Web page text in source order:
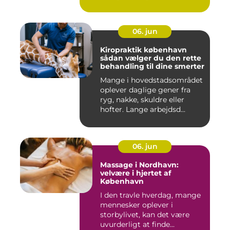
06. jun
Kiropraktik københavn
sådan vælger du den rette
behandling til dine smerter
Mange i hovedstadsområdet
oplever daglige gener fra
ryg, nakke, skuldre eller
hofter. Lange arbejdsd...
06. jun
Massage i Nordhavn:
velvære i hjertet af
København
I den travle hverdag, mange
mennesker oplever i
storbylivet, kan det være
uvurderligt at finde...